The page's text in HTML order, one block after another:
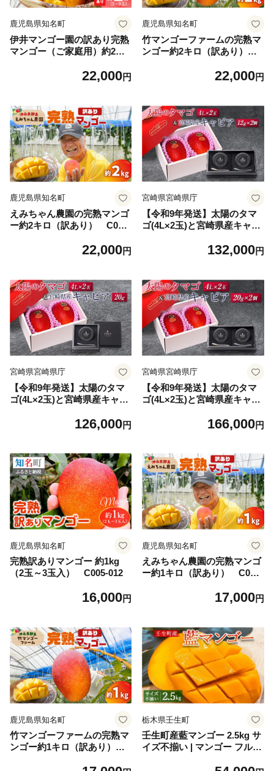
鹿児島県知名町
伊井マンゴー園の訳あり完熟
マンゴー（ご家庭用）約2キ
22,000円
鹿児島県知名町
竹マンゴーファームの完熟マ
ンゴー約2キロ（訳あり） C
22,000円
鹿児島県知名町
えみちゃん農園の完熟マンゴ
ー約2キロ（訳あり） C008-
22,000円
宮崎県宮崎県庁
【令和9年発送】太陽のタマ
ゴ(4L×2玉)と宮崎県産キャビ
132,000円
宮崎県宮崎県庁
【令和9年発送】太陽のタマ
ゴ(4L×2玉)と宮崎県産キャビ
126,000円
宮崎県宮崎県庁
【令和9年発送】太陽のタマ
ゴ(4L×2玉)と宮崎県産キャビ
166,000円
鹿児島県知名町
完熟訳ありマンゴー 約1kg
（2玉～3玉入） C005-012
16,000円
鹿児島県知名町
えみちゃん農園の完熟マンゴ
ー約1キロ（訳あり） C008-
17,000円
鹿児島県知名町
竹マンゴーファームの完熟マ
ンゴー約1キロ（訳あり） C
栃木県壬生町
壬生町産藍マンゴー 2.5kg サ
イズ不揃い | マンゴー フルー